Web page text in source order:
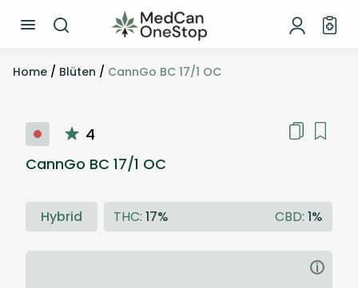
Home / Blüten / CannGo BC 17/1 OC
4
CannGo BC 17/1 OC
Hybrid THC: 17% CBD: 1%
i